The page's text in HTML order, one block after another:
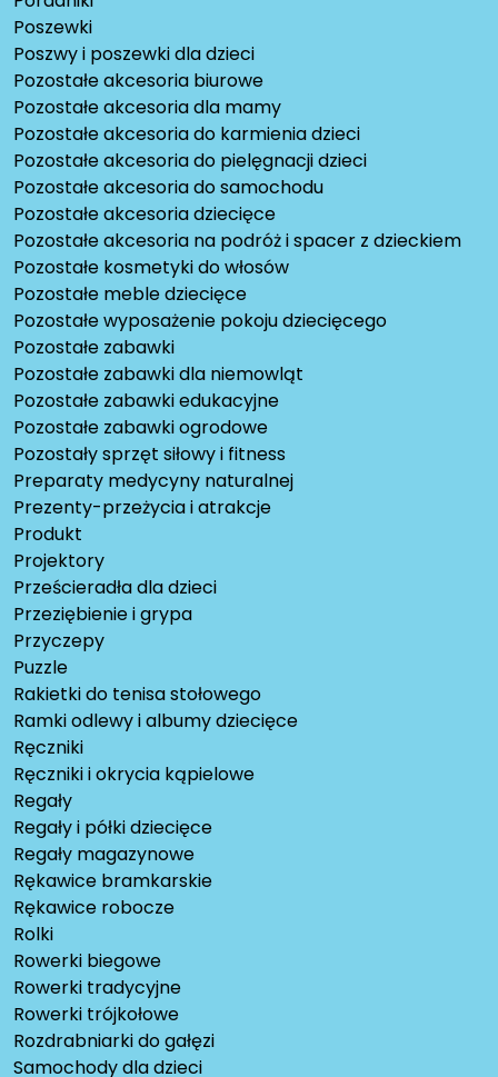
Poszewki
Poszwy i poszewki dla dzieci
Pozostałe akcesoria biurowe
Pozostałe akcesoria dla mamy
Pozostałe akcesoria do karmienia dzieci
Pozostałe akcesoria do pielęgnacji dzieci
Pozostałe akcesoria do samochodu
Pozostałe akcesoria dziecięce
Pozostałe akcesoria na podróż i spacer z dzieckiem
Pozostałe kosmetyki do włosów
Pozostałe meble dziecięce
Pozostałe wyposażenie pokoju dziecięcego
Pozostałe zabawki
Pozostałe zabawki dla niemowląt
Pozostałe zabawki edukacyjne
Pozostałe zabawki ogrodowe
Pozostały sprzęt siłowy i fitness
Preparaty medycyny naturalnej
Prezenty-przeżycia i atrakcje
Produkt
Projektory
Prześcieradła dla dzieci
Przeziębienie i grypa
Przyczepy
Puzzle
Rakietki do tenisa stołowego
Ramki odlewy i albumy dziecięce
Ręczniki
Ręczniki i okrycia kąpielowe
Regały
Regały i półki dziecięce
Regały magazynowe
Rękawice bramkarskie
Rękawice robocze
Rolki
Rowerki biegowe
Rowerki tradycyjne
Rowerki trójkołowe
Rozdrabniarki do gałęzi
Samochody dla dzieci